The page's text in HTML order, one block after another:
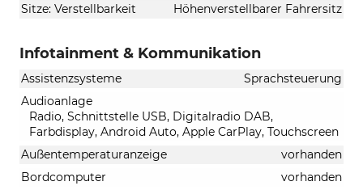
Sitze: Verstellbarkeit
Höhenverstellbarer Fahrersitz
Infotainment & Kommunikation
Assistenzsysteme
Sprachsteuerung
Audioanlage
Radio, Schnittstelle USB, Digitalradio DAB,
Farbdisplay, Android Auto, Apple CarPlay, Touchscreen
Außentemperaturanzeige
vorhanden
Bordcomputer
vorhanden